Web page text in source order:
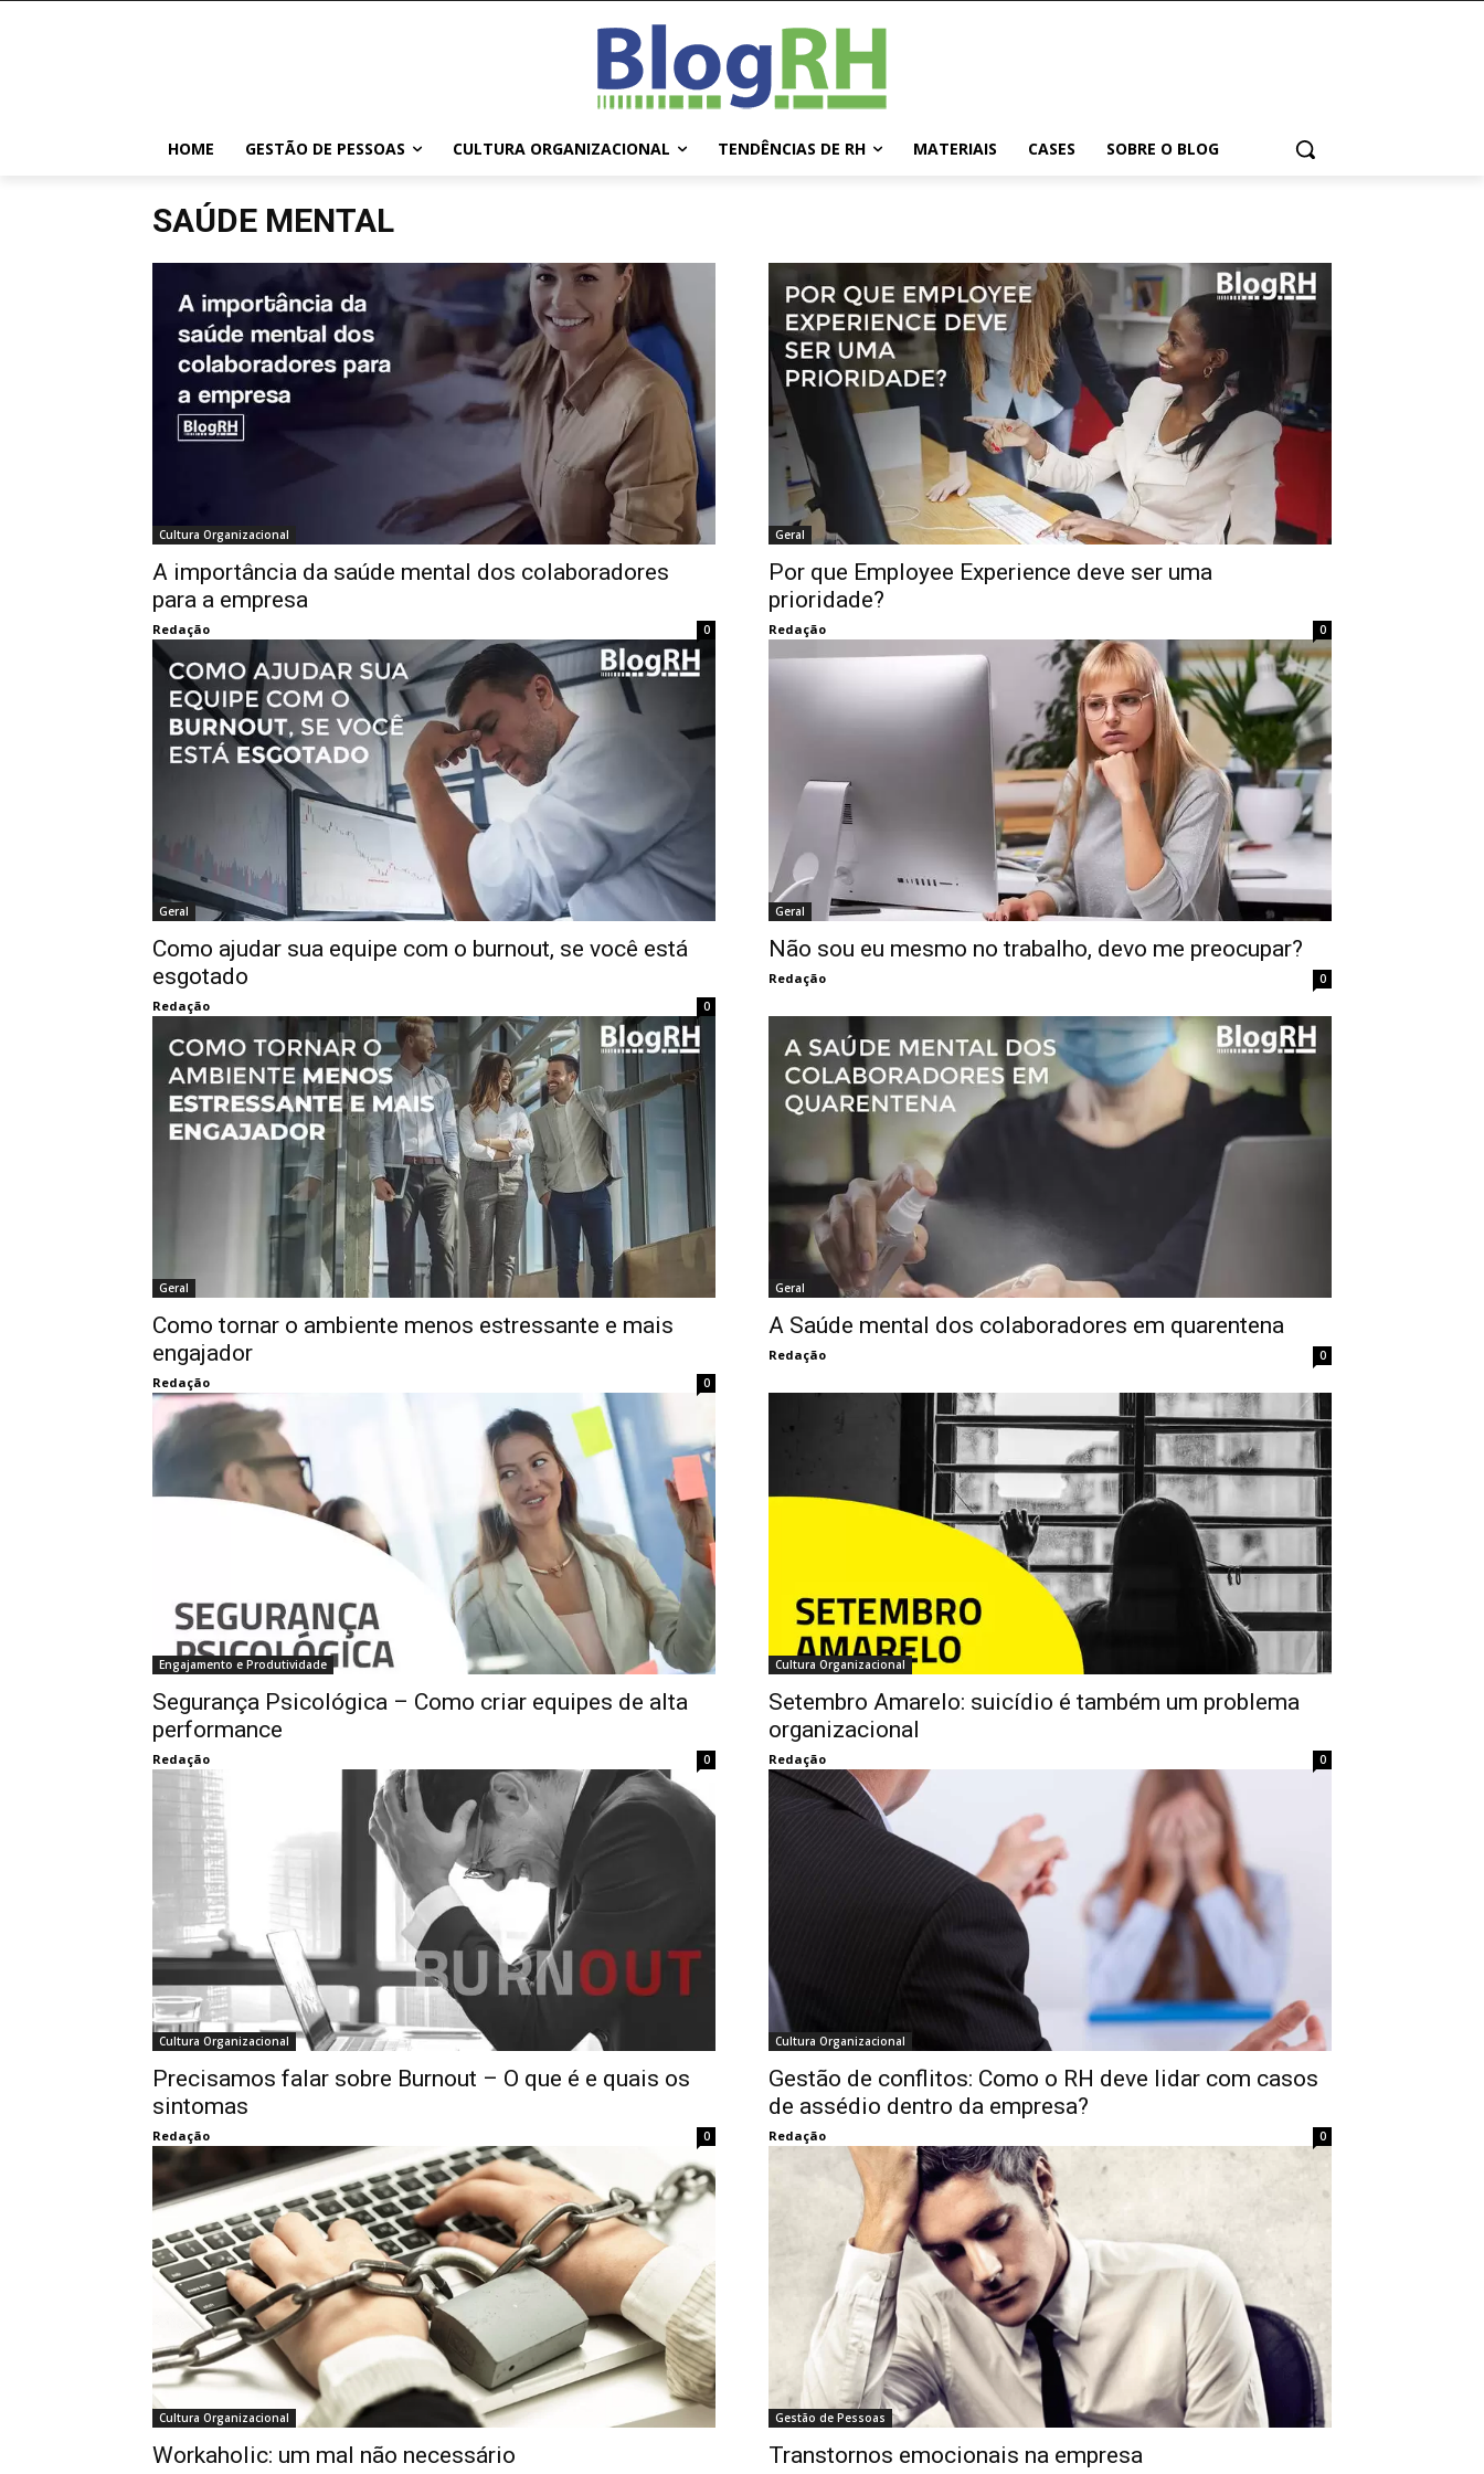
HOME GESTÃO DE PESSOAS CULTURA ORGANIZACIONAL TENDÊNCIAS DE RH MATERIAIS CASES SOBRE O BLOG
SAÚDE MENTAL
Cultura Organizacional
A importância da saúde mental dos colaboradores
para a empresa
Redação 0
Geral
Por que Employee Experience deve ser uma
prioridade?
Redação 0
Geral
Como ajudar sua equipe com o burnout, se você está
esgotado
Redação 0
Geral
Não sou eu mesmo no trabalho, devo me preocupar?
Redação 0
Geral
Como tornar o ambiente menos estressante e mais
engajador
Redação 0
Geral
A Saúde mental dos colaboradores em quarentena
Redação 0
Engajamento e Produtividade
Segurança Psicológica – Como criar equipes de alta
performance
Redação 0
Cultura Organizacional
Setembro Amarelo: suicídio é também um problema
organizacional
Redação 0
Cultura Organizacional
Precisamos falar sobre Burnout – O que é e quais os
sintomas
Redação 0
Cultura Organizacional
Gestão de conflitos: Como o RH deve lidar com casos
de assédio dentro da empresa?
Redação 0
Cultura Organizacional
Workaholic: um mal não necessário
Gestão de Pessoas
Transtornos emocionais na empresa